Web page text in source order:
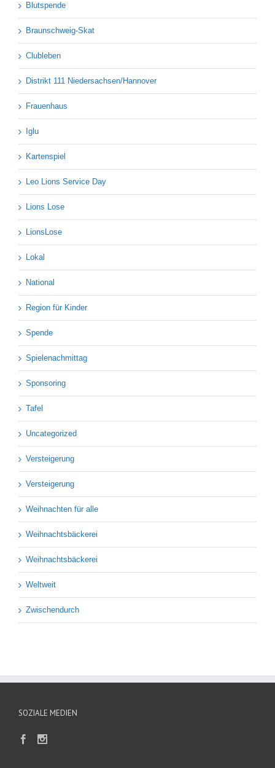
Blutspende
Braunschweig-Skat
Clubleben
Distrikt 111 Niedersachsen/Hannover
Frauenhaus
Iglu
Kartenspiel
Leo Lions Service Day
Lions Lose
LionsLose
Lokal
National
Region für Kinder
Spende
Spielenachmittag
Sponsoring
Tafel
Uncategorized
Versteigerung
Versteigerung
Weihnachten für alle
Weihnachtsbäckerei
Weihnachtsbäckerei
Weltweit
Zwischendurch
SOZIALE MEDIEN